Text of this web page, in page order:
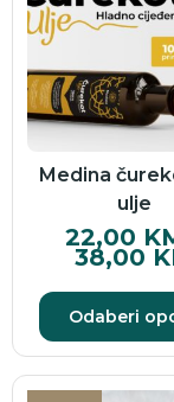
Medina
ulje
22,00
38,00
Odaberi